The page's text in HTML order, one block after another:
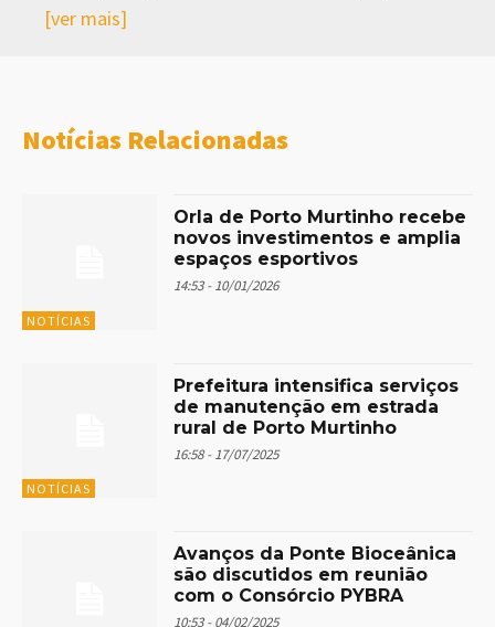
ainda recuperação constante da malha viária,
comunitários, regularização fundiária de áreas
projetos e estudos técnicos necessários à
implantação do empreendimento habitacional.
[ver mais]
Notícias Relacionadas
NOTÍCIAS
Orla de Porto Murtinho recebe
novos investimentos e amplia
espaços esportivos
14:53 - 10/01/2026
NOTÍCIAS
Prefeitura intensifica serviços
de manutenção em estrada
rural de Porto Murtinho
16:58 - 17/07/2025
Avanços da Ponte Bioceânica
são discutidos em reunião
com o Consórcio PYBRA
10:53 - 04/02/2025